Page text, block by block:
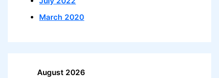
March 2020
August 2026